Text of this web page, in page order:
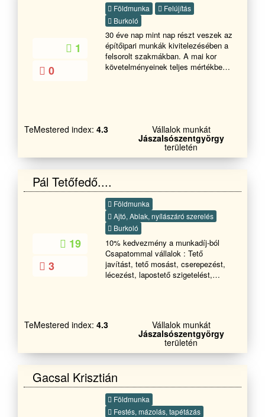
1
0
Földmunka
Felújítás
Burkoló
30 éve nap mint nap részt veszek az
építőipari munkák kivitelezésében a
felsorolt szakmákban. A mai kor
követelményeinek teljes mértékben
TeMestered index: 4.3 Vállalok munkát
Jászalsószentgyörgy
területén
Pál Tetőfedő....
19
3
Földmunka
Ajtó, Ablak, nyílászáró szerelés
Burkoló
10% kedvezmény a munkadíj-ból
Csapatommal vállalok : Tető
javítást, tető mosást, cserepezést,
lécezést, lapostető szigetelést,
kézi bontások is. még sok mást is.
Hétvégén is, akár ünnep napokon is
HÍVHATÓ VAGYOK!!!!!
TeMestered index: 4.3 Vállalok munkát
Jászalsószentgyörgy
területén
Gacsal Krisztián
Földmunka
Festés, mázolás, tapétázás